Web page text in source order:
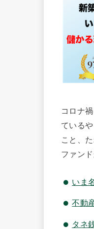
コロナ
ている
こと、
ファン
いま
不動
タネ